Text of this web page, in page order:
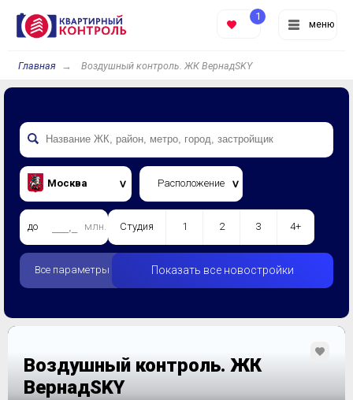
меню
1
Главная Воздушный контроль. ЖК ВернадSKY
Москва Расположение
до млн. Студия 1 2 3 4+
Все параметры Показать все новостройки
Воздушный контроль. ЖК
ВернадSKY